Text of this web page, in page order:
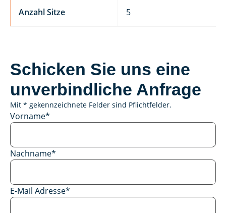
Anzahl Sitze 5
Schicken Sie uns eine
unverbindliche Anfrage
Mit * gekennzeichnete Felder sind Pflichtfelder.
Vorname*
Nachname*
E-Mail Adresse*